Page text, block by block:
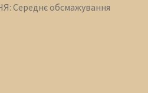
Середнє обсмажування